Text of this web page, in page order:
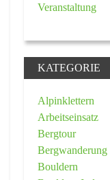
Veranstaltung
KATEGORIE
Alpinklettern
Arbeitseinsatz
Bergtour
Bergwanderung
Bouldern